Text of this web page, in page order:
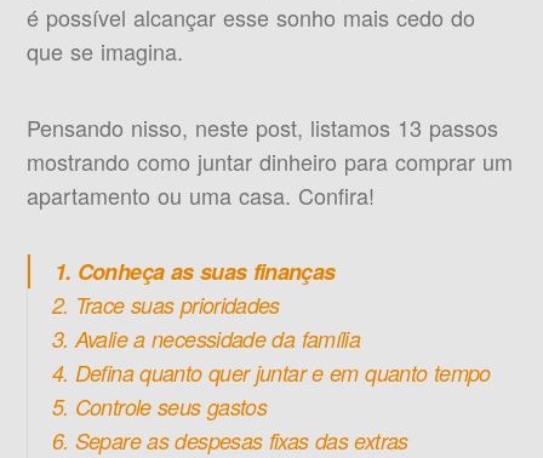
é possível alcançar esse sonho mais cedo do
que se imagina.
Pensando nisso, neste post, listamos 13 passos
mostrando como juntar dinheiro para comprar um
apartamento ou uma casa. Confira!
1. Conheça as suas finanças
2. Trace suas prioridades
3. Avalie a necessidade da família
4. Defina quanto quer juntar e em quanto tempo
5. Controle seus gastos
6. Separe as despesas fixas das extras